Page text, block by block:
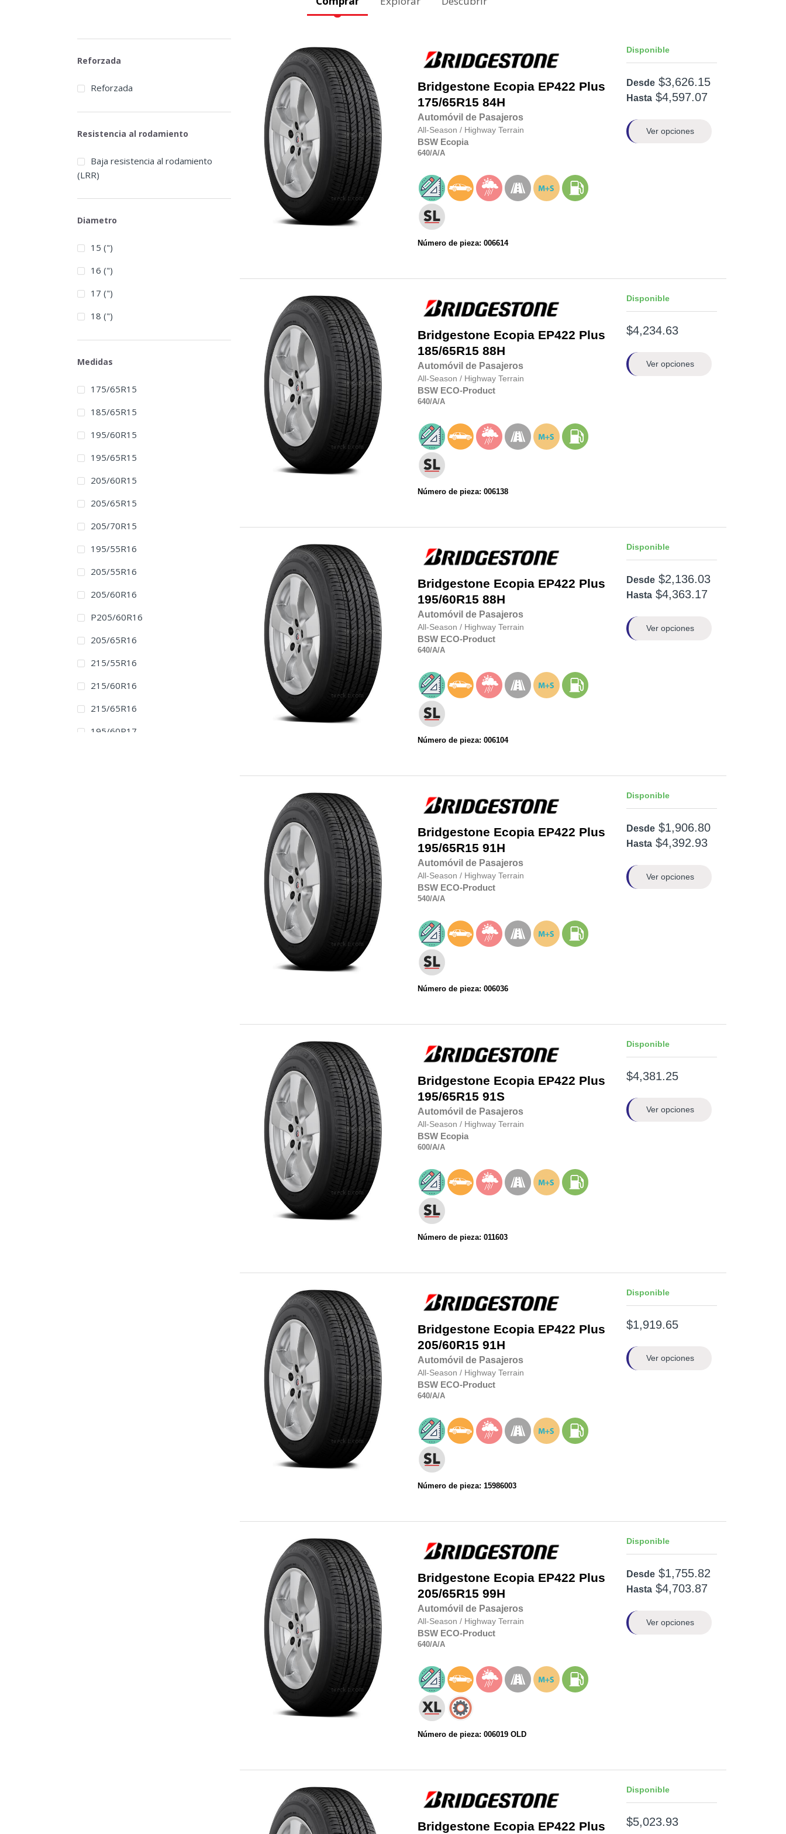
Bridgestone Ecopia EP422 Plus
175/65R15 84H
Automóvil de Pasajeros
All-Season / Highway Terrain
BSW Ecopia
640/A/A
Número de pieza: 006614
Disponible
Desde $3,626.15
Hasta $4,597.07
Ver opciones
Bridgestone Ecopia EP422 Plus
185/65R15 88H
Automóvil de Pasajeros
All-Season / Highway Terrain
BSW ECO-Product
640/A/A
Número de pieza: 006138
Disponible
$4,234.63
Ver opciones
Bridgestone Ecopia EP422 Plus
195/60R15 88H
Automóvil de Pasajeros
All-Season / Highway Terrain
BSW ECO-Product
640/A/A
Número de pieza: 006104
Disponible
Desde $2,136.03
Hasta $4,363.17
Ver opciones
Bridgestone Ecopia EP422 Plus
195/65R15 91H
Automóvil de Pasajeros
All-Season / Highway Terrain
BSW ECO-Product
540/A/A
Número de pieza: 006036
Disponible
Desde $1,906.80
Hasta $4,392.93
Ver opciones
Bridgestone Ecopia EP422 Plus
195/65R15 91S
Automóvil de Pasajeros
All-Season / Highway Terrain
BSW Ecopia
600/A/A
Número de pieza: 011603
Disponible
$4,381.25
Ver opciones
Bridgestone Ecopia EP422 Plus
205/60R15 91H
Automóvil de Pasajeros
All-Season / Highway Terrain
BSW ECO-Product
640/A/A
Número de pieza: 15986003
Disponible
$1,919.65
Ver opciones
Bridgestone Ecopia EP422 Plus
205/65R15 99H
Automóvil de Pasajeros
All-Season / Highway Terrain
BSW ECO-Product
640/A/A
Número de pieza: 006019 OLD
Disponible
Desde $1,755.82
Hasta $4,703.87
Ver opciones
Bridgestone Ecopia EP422 Plus
Disponible
$5,023.93
Reforzada
Reforzada
Resistencia al rodamiento
Baja resistencia al rodamiento
(LRR)
Diametro
15 (")
16 (")
17 (")
18 (")
Medidas
175/65R15
185/65R15
195/60R15
195/65R15
205/60R15
205/65R15
205/70R15
195/55R16
205/55R16
205/60R16
P205/60R16
205/65R16
215/55R16
215/60R16
215/65R16
195/60R17